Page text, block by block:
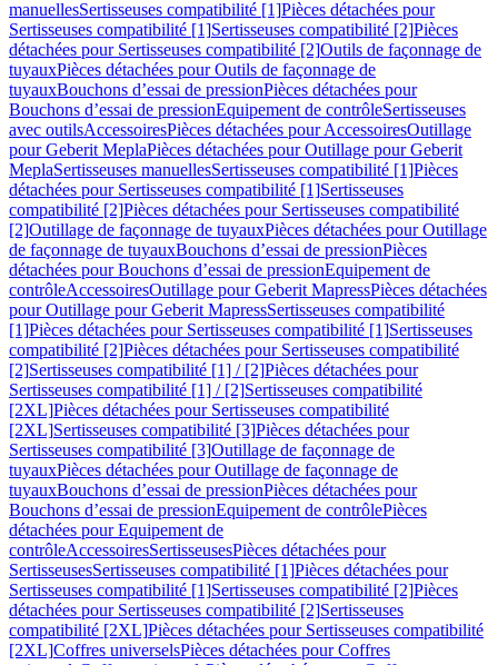
manuellesSertisseuses compatibilité [1]Pièces détachées pour
Sertisseuses compatibilité [1]Sertisseuses compatibilité [2]Pièces
détachées pour Sertisseuses compatibilité [2]Outils de façonnage de
tuyauxPièces détachées pour Outils de façonnage de
tuyauxBouchons d’essai de pressionPièces détachées pour
Bouchons d’essai de pressionEquipement de contrôleSertisseuses
avec outilsAccessoiresPièces détachées pour AccessoiresOutillage
pour Geberit MeplaPièces détachées pour Outillage pour Geberit
MeplaSertisseuses manuellesSertisseuses compatibilité [1]Pièces
détachées pour Sertisseuses compatibilité [1]Sertisseuses
compatibilité [2]Pièces détachées pour Sertisseuses compatibilité
[2]Outillage de façonnage de tuyauxPièces détachées pour Outillage
de façonnage de tuyauxBouchons d’essai de pressionPièces
détachées pour Bouchons d’essai de pressionEquipement de
contrôleAccessoiresOutillage pour Geberit MapressPièces détachées
pour Outillage pour Geberit MapressSertisseuses compatibilité
[1]Pièces détachées pour Sertisseuses compatibilité [1]Sertisseuses
compatibilité [2]Pièces détachées pour Sertisseuses compatibilité
[2]Sertisseuses compatibilité [1] / [2]Pièces détachées pour
Sertisseuses compatibilité [1] / [2]Sertisseuses compatibilité
[2XL]Pièces détachées pour Sertisseuses compatibilité
[2XL]Sertisseuses compatibilité [3]Pièces détachées pour
Sertisseuses compatibilité [3]Outillage de façonnage de
tuyauxPièces détachées pour Outillage de façonnage de
tuyauxBouchons d’essai de pressionPièces détachées pour
Bouchons d’essai de pressionEquipement de contrôlePièces
détachées pour Equipement de
contrôleAccessoiresSertisseusesPièces détachées pour
SertisseusesSertisseuses compatibilité [1]Pièces détachées pour
Sertisseuses compatibilité [1]Sertisseuses compatibilité [2]Pièces
détachées pour Sertisseuses compatibilité [2]Sertisseuses
compatibilité [2XL]Pièces détachées pour Sertisseuses compatibilité
[2XL]Coffres universelsPièces détachées pour Coffres